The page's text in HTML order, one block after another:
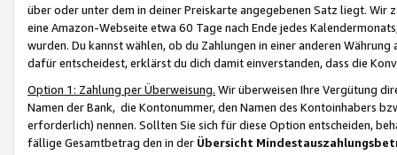
über oder unter dem in deiner Preiskarte angegebenen Satz liegt.
eine Amazon-Webseite etwa 60 Tage nach Ende jedes
wurden. Du kannst wählen, ob du Zahlungen in einer anderen
dafür entscheidest, erklärst du dich damit einverstanden, dass die
Option 1: Zahlung per Überweisung. Wir überweisen Ihre Vergütung
Namen der Bank, die Kontonummer, den Namen des Kontoinhabers
erforderlich) nennen. Sollten Sie sich für diese Option entscheiden,
fällige Gesamtbetrag den in der Übersicht